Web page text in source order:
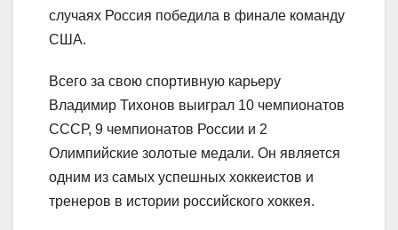
случаях Россия победила в финале команду
США.
Всего за свою спортивную карьеру
Владимир Тихонов выиграл 10 чемпионатов
СССР, 9 чемпионатов России и 2
Олимпийские золотые медали. Он является
одним из самых успешных хоккеистов и
тренеров в истории российского хоккея.